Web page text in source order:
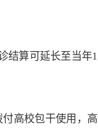
结算可延长至当年1
高校包干使用，高